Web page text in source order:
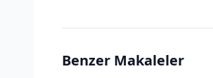
Benzer Makaleler